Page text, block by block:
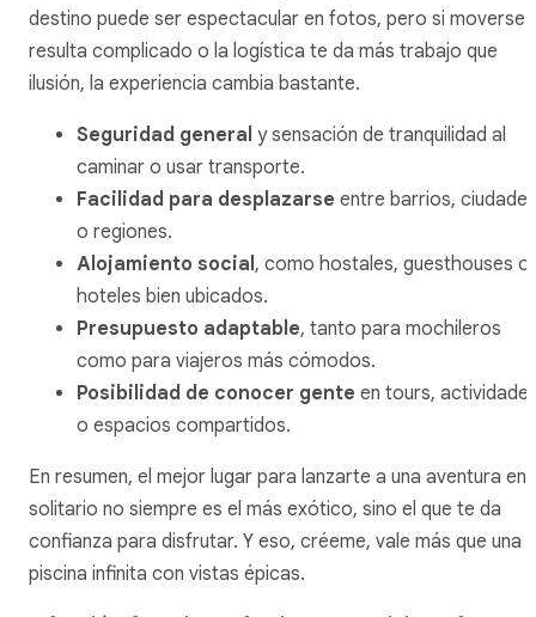
destino puede ser espectacular en fotos, pero si moverse
resulta complicado o la logística te da más trabajo que
ilusión, la experiencia cambia bastante.
Seguridad general y sensación de tranquilidad al
caminar o usar transporte.
Facilidad para desplazarse entre barrios, ciudades
o regiones.
Alojamiento social , como hostales, guesthouses o
hoteles bien ubicados.
Presupuesto adaptable, tanto para mochileros
como para viajeros más cómodos.
Posibilidad de conocer gente en tours,
o espacios compartidos.
En resumen, el mejor lugar para lanzarte a una aventura en
solitario no siempre es el más exótico, sino el que te da
confianza para disfrutar. Y eso, créeme, vale más que una
piscina infinita con vistas épicas.